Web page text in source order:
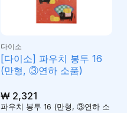
다이소
[다이소] 파우치 봉투 16
(만형, ③연하 소품)
₩2,321
파우치 봉투 16 (만형, ③연하 소